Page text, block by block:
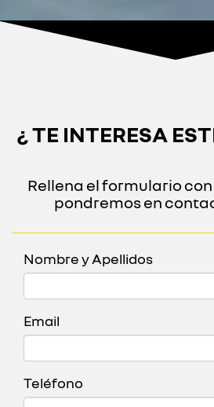
¿ TE INTERESA
Rellena el formulario
pondremos en
Nombre y Apellidos
Email
Teléfono